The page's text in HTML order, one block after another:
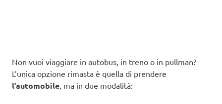
Non vuoi viaggiare in autobus, in treno o in pullman?
L’unica opzione rimasta è quella di prendere
l’automobile, ma in due modalità: